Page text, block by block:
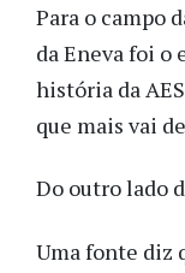
Para o campo
da Eneva foi o
história da
que mais vai
Do outro lado
Uma fonte diz